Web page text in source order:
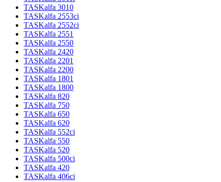
TASKalfa 3010
TASKalfa 2553ci
TASKalfa 2552ci
TASKalfa 2551
TASKalfa 2550
TASKalfa 2420
TASKalfa 2201
TASKalfa 2200
TASKalfa 1801
TASKalfa 1800
TASKalfa 820
TASKalfa 750
TASKalfa 650
TASKalfa 620
TASKalfa 552ci
TASKalfa 550
TASKalfa 520
TASKalfa 500ci
TASKalfa 420
TASKalfa 406ci